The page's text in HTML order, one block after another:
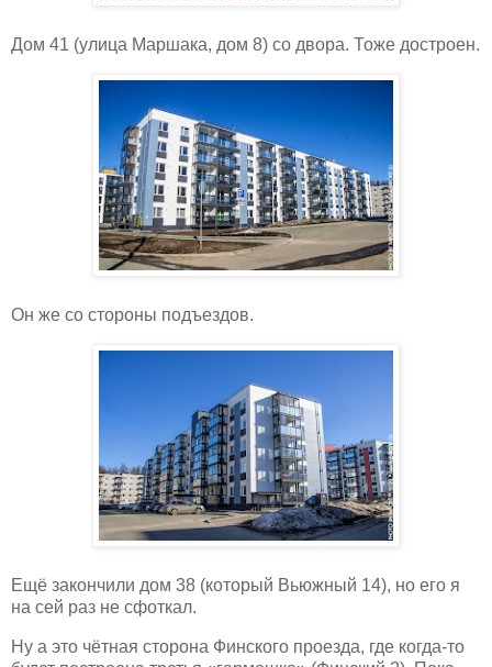
Дом 41 (улица Маршака, дом 8) со двора. Тоже достроен.
Он же со стороны подъездов.
Ещё закончили дом 38 (который Вьюжный 14), но его я
на сей раз не сфоткал.
Ну а это чётная сторона Финского проезда, где когда-то